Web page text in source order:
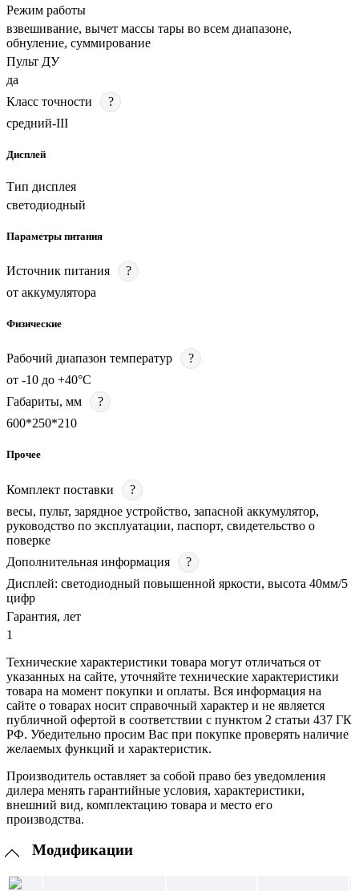
Режим работы
взвешивание, вычет массы тары во всем диапазоне,
обнуление, суммирование
Пульт ДУ
да
Класс точности
?
средний-III
Дисплей
Тип дисплея
светодиодный
Параметры питания
Источник питания
?
от аккумулятора
Физические
Рабочий диапазон температур
?
от -10 до +40°C
Габариты, мм
?
600*250*210
Прочее
Комплект поставки
?
весы, пульт, зарядное устройство, запасной аккумулятор,
руководство по эксплуатации, паспорт, свидетельство о
поверке
Дополнительная информация
?
Дисплей: светодиодный повышенной яркости, высота 40мм/5
цифр
Гарантия, лет
1
Технические характеристики товара могут отличаться от
указанных на сайте, уточняйте технические характеристики
товара на момент покупки и оплаты. Вся информация на
сайте о товарах носит справочный характер и не является
публичной офертой в соответствии с пунктом 2 статьи 437 ГК
РФ. Убедительно просим Вас при покупке проверять наличие
желаемых функций и характеристик.
Производитель оставляет за собой право без уведомления
дилера менять гарантийные условия, характеристики,
внешний вид, комплектацию товара и место его
производства.
Модификации